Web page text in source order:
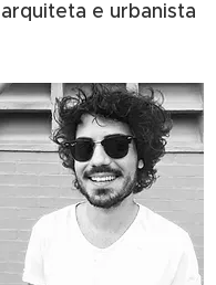
arquiteta e urbanista